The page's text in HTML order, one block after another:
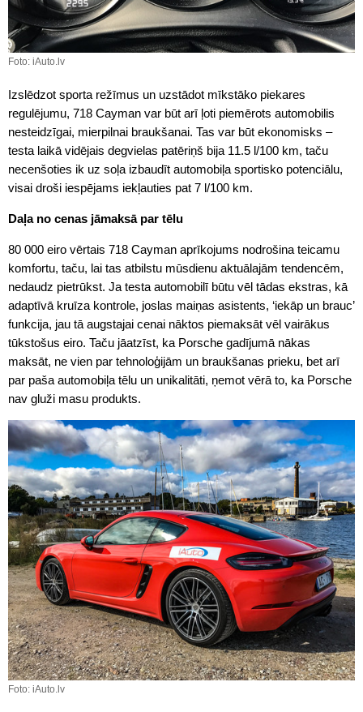
Foto: iAuto.lv
Izslēdzot sporta režīmus un uzstādot mīkstāko piekares
regulējumu, 718 Cayman var būt arī ļoti piemērots automobilis
nesteidzīgai, mierpilnai braukšanai. Tas var būt ekonomisks –
testa laikā vidējais degvielas patēriņš bija 11.5 l/100 km, taču
necenšoties ik uz soļa izbaudīt automobiļa sportisko potenciālu,
visai droši iespējams iekļauties pat 7 l/100 km.
Daļa no cenas jāmaksā par tēlu
80 000 eiro vērtais 718 Cayman aprīkojums nodrošina teicamu
komfortu, taču, lai tas atbilstu mūsdienu aktuālajām tendencēm,
nedaudz pietrūkst. Ja testa automobilī būtu vēl tādas ekstras, kā
adaptīvā kruīza kontrole, joslas maiņas asistents, ‘iekāp un brauc’
funkcija, jau tā augstajai cenai nāktos piemaksāt vēl vairākus
tūkstošus eiro. Taču jāatzīst, ka Porsche gadījumā nākas
maksāt, ne vien par tehnoloģijām un braukšanas prieku, bet arī
par paša automobiļa tēlu un unikalitāti, ņemot vērā to, ka Porsche
nav gluži masu produkts.
Foto: iAuto.lv